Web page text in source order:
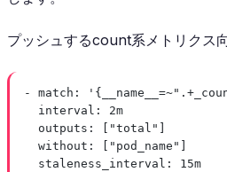
プッシュするcount系メトリクス
- match :
interval : 2m
outputs : [ "total"
without : [ "pod_name"
staleness_interval : 15m